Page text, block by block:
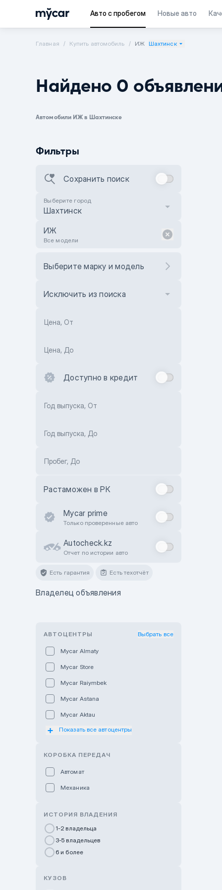
Авто с пробегом Новые авто
Главная Купить автомобиль ИЖ Шахтинск
Найдено 0
Автомобили ИЖ в Шахтинске
Фильтры
Сохранить поиск
Выберите город
Шахтинск
ИЖ
Все модели
Выберите марку и модель
Исключить из поиска
Цена, От
Цена, До
Доступно в кредит
Год выпуска, От
Год выпуска, До
Пробег, До
Растаможен в РК
Mycar prime
Только проверенные авто
Autocheck.kz
Отчет по истории авто
Есть гарантия Есть техотчёт
Владелец объявления
АВТОЦЕНТРЫ Выбрать все
Mycar Almaty
Mycar Store
Mycar Raiymbek
Mycar Astana
Mycar Aktau
Mycar Uralsk
GWM Nurly Zhol
Chery Astana
Показать все автоцентры
КОРОБКА ПЕРЕДАЧ
Автомат
Механика
ИСТОРИЯ ВЛАДЕНИЯ
1-2 владельца
3-5 владельцев
6 и более
КУЗОВ